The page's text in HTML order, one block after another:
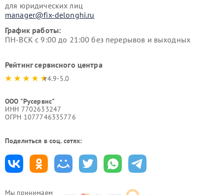
Мы принимаем
для юридических лиц
manager@fix-delonghi.ru
График работы:
ПН-ВСК с 9:00 до 21:00 без перерывов и выходных
Рейтинг сервисного центра
4.9-5.0
ООО "Русервис"
ИНН 7702633247
ОГРН 1077746335776
Поделиться в соц. сетях: